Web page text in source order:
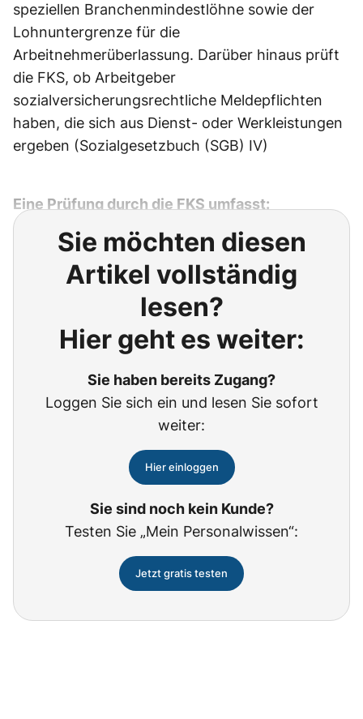
speziellen Branchenmindestlöhne sowie der
Lohnuntergrenze für die
Arbeitnehmerüberlassung. Darüber hinaus prüft
die FKS, ob Arbeitgeber
sozialversicherungsrechtliche Meldepflichten
haben, die sich aus Dienst- oder Werkleistungen
ergeben (Sozialgesetzbuch (SGB) IV)
Eine Prüfung durch die FKS umfasst:
Sie möchten diesen
Artikel vollständig
lesen?
Hier geht es weiter:
Sie haben bereits Zugang?
Loggen Sie sich ein und lesen Sie sofort
weiter:
Hier einloggen
Sie sind noch kein Kunde?
Testen Sie „Mein Personalwissen“:
Jetzt gratis testen